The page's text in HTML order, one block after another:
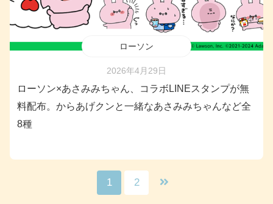
ローソン
2026年4月29日
ローソン×あさみみちゃん、コラボLINEスタンプが無
料配布。からあげクンと一緒なあさみみちゃんなど全
8種
1 2